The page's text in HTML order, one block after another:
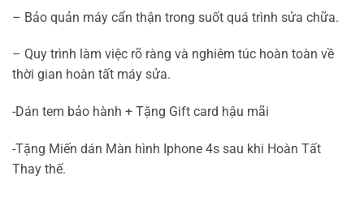
– Bảo quản máy cẩn thận trong suốt quá trình sửa chữa.
– Quy trình làm việc rõ ràng và nghiêm túc hoàn toàn về
thời gian hoàn tất máy sửa.
-Dán tem bảo hành + Tặng Gift card hậu mãi
-Tặng Miến dán Màn hình Iphone 4s sau khi Hoàn Tất
Thay thế.